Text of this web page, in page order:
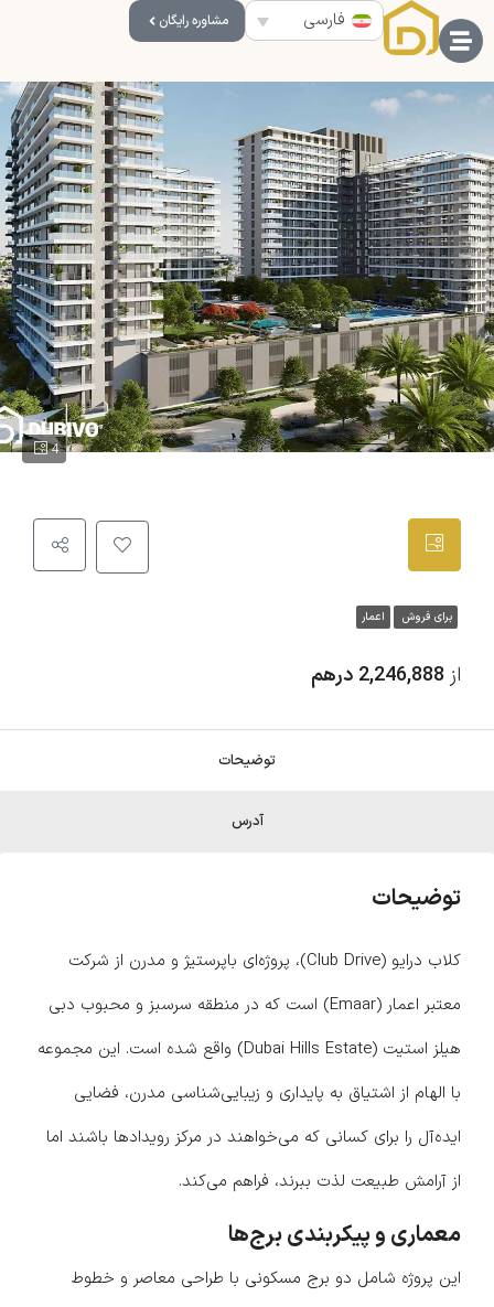
فارسی مشاوره رایگان
4
برای فروش اعمار
از 2,246,888 درهم
توضیحات
آدرس
توضیحات
کلاب درایو (Club Drive)، پروژه‌ای باپرستیژ و مدرن از شرکت
معتبر اعمار (Emaar) است که در منطقه سرسبز و محبوب دبی
هیلز استیت (Dubai Hills Estate) واقع شده است. این مجموعه
با الهام از اشتیاق به پایداری و زیبایی‌شناسی مدرن، فضایی
ایده‌آل را برای کسانی که می‌خواهند در مرکز رویدادها باشند اما
از آرامش طبیعت لذت ببرند، فراهم می‌کند.
معماری و پیکربندی برج‌ها
این پروژه شامل دو برج مسکونی با طراحی معاصر و خطوط